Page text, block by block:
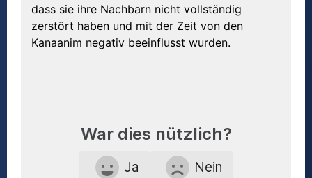
dass sie ihre Nachbarn nicht vollständig
zerstört haben und mit der Zeit von den
Kanaanim negativ beeinflusst wurden.
War dies nützlich?
Ja Nein